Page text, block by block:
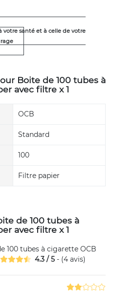
santé et à celle de votre
Boite de 100 tubes à
avec filtre x 1
OCB
Standard
100
Filtre papier
de 100 tubes à
avec filtre x 1
100 tubes à cigarette OCB
4.3 /5 - (4 avis)